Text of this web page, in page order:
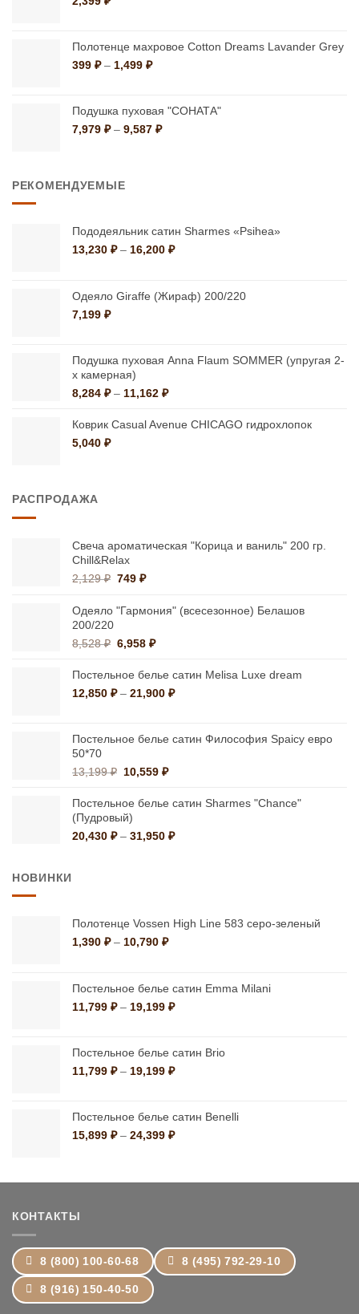
Полотенце махровое Cotton Dreams Lavander Grey
399 ₽ – 1,499 ₽Диапазон
–
1,499 ₽
Подушка пуховая "СОНАТА"
7,979 ₽ – 9,587 ₽Диапазон
РЕКОМЕНДУЕМЫЕ
Пододеяльник сатин Sharmes «Psihea»
13,230 ₽ – 16,200 ₽Диапазон
–
Одеяло Giraffe (Жираф) 200/220
7,199 ₽
Подушка пуховая Anna Flaum SOMMER (упругая 2-
х камерная)
8,284 ₽ – 11,162 ₽Диапазон
8,284 ₽
Коврик Casual Avenue CHICAGO гидрохлопок
5,040 ₽
РАСПРОДАЖА
Свеча ароматическая "Корица и ваниль" 200 гр.
Chill&Relax
2,129₽ Первоначальная
составляла
749₽Текущая
749 ₽.
Одеяло "Гармония" (всесезонное) Белашов
200/220
8,528₽ Первоначальная
составляла
8,528 ₽.
6,958₽Текущая
6,958 ₽.
Постельное белье сатин Melisa Luxe dream
12,850 ₽ – 21,900 ₽Диапазон
–
Постельное белье сатин Философия Spaicy евро
50*70
13,199₽ Первоначальная
составляла
13,199 ₽.
10,559₽Текущая
10,559 ₽.
Постельное белье сатин Sharmes "Chance"
(Пудровый)
20,430 ₽ – 31,950 ₽Диапазон
НОВИНКИ
Полотенце Vossen High Line 583 серо-зеленый
1,390 ₽ – 10,790 ₽Диапазон
–
10,790 ₽
Постельное белье сатин Emma Milani
11,799 ₽ – 19,199 ₽Диапазон
–
19,199 ₽
Постельное белье сатин Brio
11,799 ₽ – 19,199 ₽Диапазон
–
19,199 ₽
Постельное белье сатин Benelli
15,899 ₽ – 24,399 ₽Диапазон
–
КОНТАКТЫ
8 (800) 100-60-68 8 (495) 792-29-10
8 (916) 150-40-50